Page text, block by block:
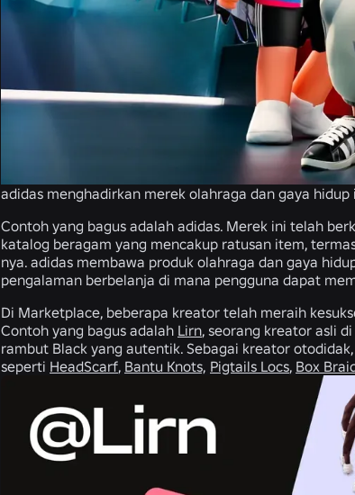
adidas menghadirkan merek olahraga dan gaya hidup
Contoh yang bagus adalah adidas. Merek ini telah
katalog beragam yang mencakup ratusan item,
nya. adidas membawa produk olahraga dan gaya
pengalaman berbelanja di mana pengguna dapat
Di Marketplace, beberapa kreator telah meraih
Contoh yang bagus adalah Lirn, seorang kreator asli
rambut Black yang autentik. Sebagai kreator
seperti HeadScarf, Bantu Knots, Pigtails Locs, Box